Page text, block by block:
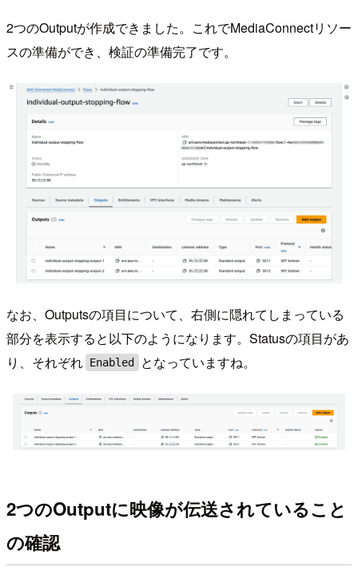
2つのOutputが作成できました。これでMediaConnectリソー
スの準備ができ、検証の準備完了です。
なお、Outputsの項目について、右側に隠れてしまっている
部分を表示すると以下のようになります。Statusの項目があ
り、それぞれ Enabled となっていますね。
2つのOutputに映像が伝送されていること
の確認